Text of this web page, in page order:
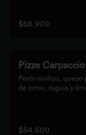
$58.900
Pizze Carpaccio
Pesto rústico, queso
de lomo, rúgula y
$54.500